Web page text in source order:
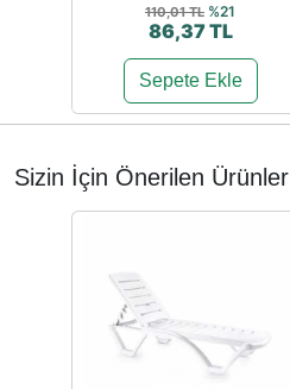
110,01 TL %21
86,37 TL
Sepete Ekle
Sizin İçin Önerilen Ürünler